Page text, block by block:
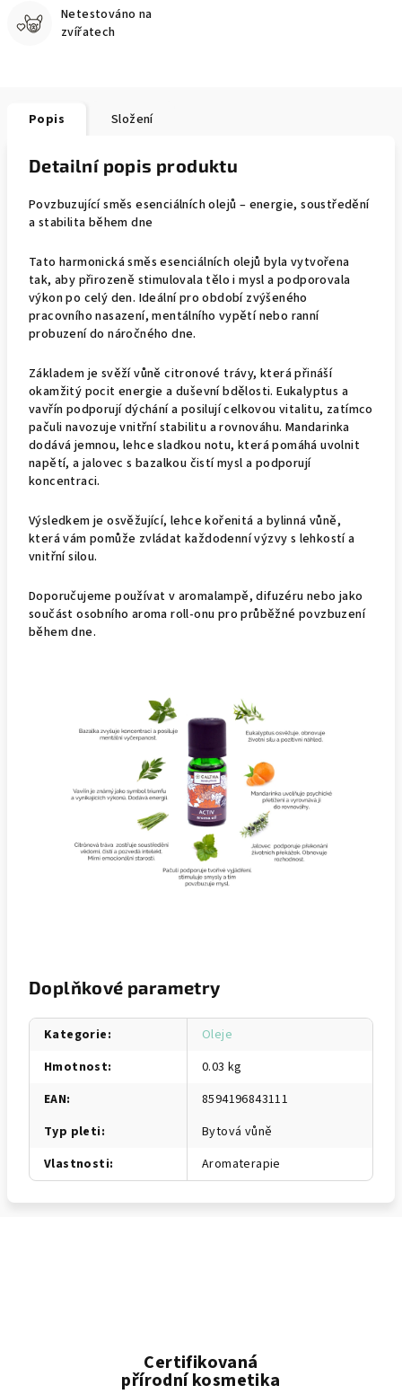
Netestováno na
zvířatech
Certifikovaná
přírodní kosmetika
Popis Složení
Detailní popis produktu
Povzbuzující směs esenciálních olejů – energie, soustředění
a stabilita během dne
Tato harmonická směs esenciálních olejů byla vytvořena
tak, aby přirozeně stimulovala tělo i mysl a podporovala
výkon po celý den. Ideální pro období zvýšeného
pracovního nasazení, mentálního vypětí nebo ranní
probuzení do náročného dne.
Základem je svěží vůně citronové trávy, která přináší
okamžitý pocit energie a duševní bdělosti. Eukalyptus a
vavřín podporují dýchání a posilují celkovou vitalitu, zatímco
pačuli navozuje vnitřní stabilitu a rovnováhu. Mandarinka
dodává jemnou, lehce sladkou notu, která pomáhá uvolnit
napětí, a jalovec s bazalkou čistí mysl a podporují
koncentraci.
Výsledkem je osvěžující, lehce kořenitá a bylinná vůně,
která vám pomůže zvládat každodenní výzvy s lehkostí a
vnitřní silou.
Doporučujeme používat v aromalampě, difuzéru nebo jako
součást osobního aroma roll-onu pro průběžné povzbuzení
během dne.
Doplňkové parametry
Kategorie:
Oleje
Hmotnost:
0.03 kg
EAN:
8594196843111
Typ pleti:
Bytová vůně
Vlastnosti: Aromaterapie